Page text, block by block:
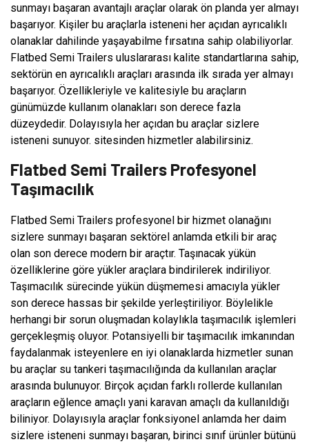
sunmayı başaran avantajlı araçlar olarak ön planda yer almayı
başarıyor. Kişiler bu araçlarla isteneni her açıdan ayrıcalıklı
olanaklar dahilinde yaşayabilme fırsatına sahip olabiliyorlar.
Flatbed Semi Trailers uluslararası kalite standartlarına sahip,
sektörün en ayrıcalıklı araçları arasında ilk sırada yer almayı
başarıyor. Özellikleriyle ve kalitesiyle bu araçların
günümüzde kullanım olanakları son derece fazla
düzeydedir. Dolayısıyla her açıdan bu araçlar sizlere
isteneni sunuyor. sitesinden hizmetler alabilirsiniz.
Flatbed Semi Trailers Profesyonel
Taşımacılık
Flatbed Semi Trailers profesyonel bir hizmet olanağını
sizlere sunmayı başaran sektörel anlamda etkili bir araç
olan son derece modern bir araçtır. Taşınacak yükün
özelliklerine göre yükler araçlara bindirilerek indiriliyor.
Taşımacılık sürecinde yükün düşmemesi amacıyla yükler
son derece hassas bir şekilde yerleştiriliyor. Böylelikle
herhangi bir sorun oluşmadan kolaylıkla taşımacılık işlemleri
gerçekleşmiş oluyor. Potansiyelli bir taşımacılık imkanından
faydalanmak isteyenlere en iyi olanaklarda hizmetler sunan
bu araçlar su tankeri taşımacılığında da kullanılan araçlar
arasında bulunuyor. Birçok açıdan farklı rollerde kullanılan
araçların eğlence amaçlı yani karavan amaçlı da kullanıldığı
biliniyor. Dolayısıyla araçlar fonksiyonel anlamda her daim
sizlere isteneni sunmayı başaran, birinci sınıf ürünler bütünü